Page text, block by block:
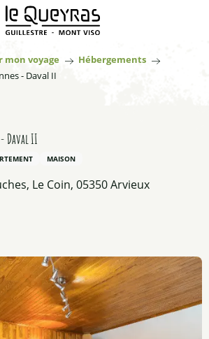
mon voyage
Hébergements
- Daval II
Daval II
MAISON
Le Coin, 05350 Arvieux
aux favoris